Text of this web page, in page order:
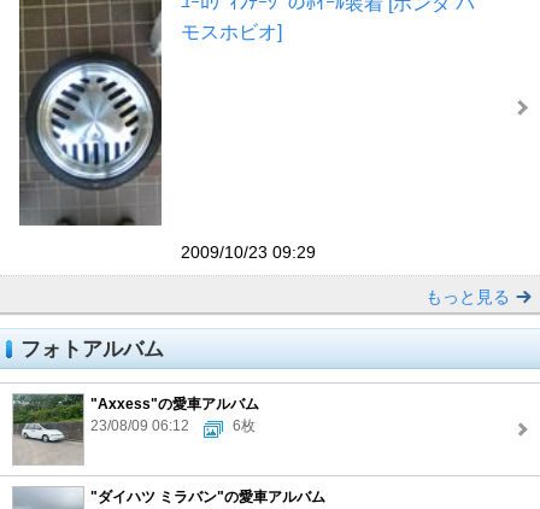
モスホビオ]
2009/10/23 09:29
もっと見る
フォトアルバム
"Axxess"の愛車アルバム
23/08/09 06:12
6枚
"ダイハツ ミラバン"の愛車アルバム